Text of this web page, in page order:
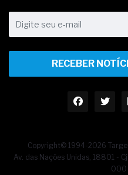
RECEBER
Copyright© 1994-2026
Av. das Nações Unidas, 18801 -
000